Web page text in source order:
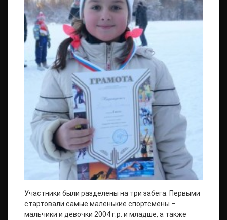
Участники были разделены на три забега. Первыми
стартовали самые маленькие спортсмены –
мальчики и девочки 2004 г.р. и младше, а также